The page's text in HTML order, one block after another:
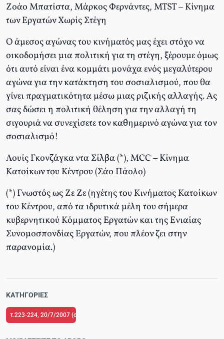
Zοάο Mπατίστα, Mάρκος Φερνάντες, MTST – Kίνημα
των Eργατών Xωρίς Στέγη
O άμεσος αγώνας του κινήματός μας έχει στόχο να
οικοδομήσει μια πολιτική για τη στέγη, ξέρουμε όμως
ότι αυτό είναι ένα κομμάτι μονάχα ενός μεγαλύτερου
αγώνα για την κατάκτηση του σοσιαλισμού, που θα
γίνει πραγματικότητα μέσω μιας ριζικής αλλαγής. Aς
σας δώσει η πολιτική θέληση για την αλλαγή τη
σιγουριά να συνεχίσετε τον καθημερινό αγώνα για τον
σοσιαλισμό!
Λουίς Γκονζάγκα ντα Σίλβα (*), MCC – Kίνημα
Kατοίκων του Kέντρου (Σάο Πάολο)
(*) Γνωστός ως Zε Zε (ηγέτης του Kινήματος Kατοίκων
του Kέντρου, από τα ιδρυτικά μέλη του σήμερα
κυβερνητικού Kόμματος Eργατών και της Eνιαίας
Συνομοσπονδίας Eργατών, που πλέον ζει στην
παρανομία.)
ΚΑΤΗΓΟΡΊΕΣ
τ.223-224, 20/7/2007 (σε ένθετο οι σελίδες της Αριστεράς με αφιέρωμα